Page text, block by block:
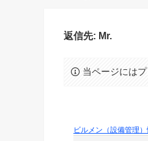
返信先: Mr.
当ページには
ビルメン（設備管理